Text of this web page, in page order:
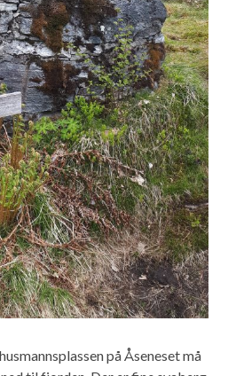
på Åseneset må